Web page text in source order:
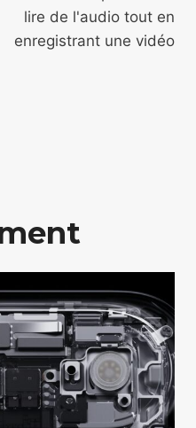
lire de l'audio tout en
enregistrant une vidéo